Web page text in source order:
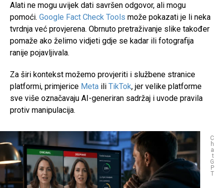
Alati ne mogu uvijek dati savršen odgovor, ali mogu
pomoći. Google Fact Check Tools može pokazati je li neka
tvrdnja već provjerena. Obrnuto pretraživanje slike također
pomaže ako želimo vidjeti gdje se kadar ili fotografija
ranije pojavljivala.
Za širi kontekst možemo provjeriti i službene stranice
platformi, primjerice Meta ili TikTok, jer velike platforme
sve više označavaju AI-generiran sadržaj i uvode pravila
protiv manipulacija.
C
h
a
t
G
P
T